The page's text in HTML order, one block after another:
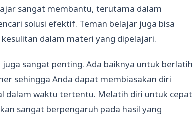
sangat membantu, terutama dalam
solusi efektif. Teman belajar juga bisa
dalam materi yang dipelajari.
sangat penting. Ada baiknya untuk berlatih
sehingga Anda dapat membiasakan diri
dalam waktu tertentu. Melatih diri untuk cepat
sangat berpengaruh pada hasil yang